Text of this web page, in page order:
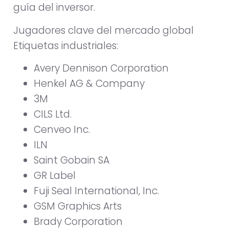
guía del inversor.
Jugadores clave del mercado global
Etiquetas industriales:
Avery Dennison Corporation
Henkel AG & Company
3M
CILS Ltd.
Cenveo Inc.
ILN
Saint Gobain SA
GR Label
Fuji Seal International, Inc.
GSM Graphics Arts
Brady Corporation